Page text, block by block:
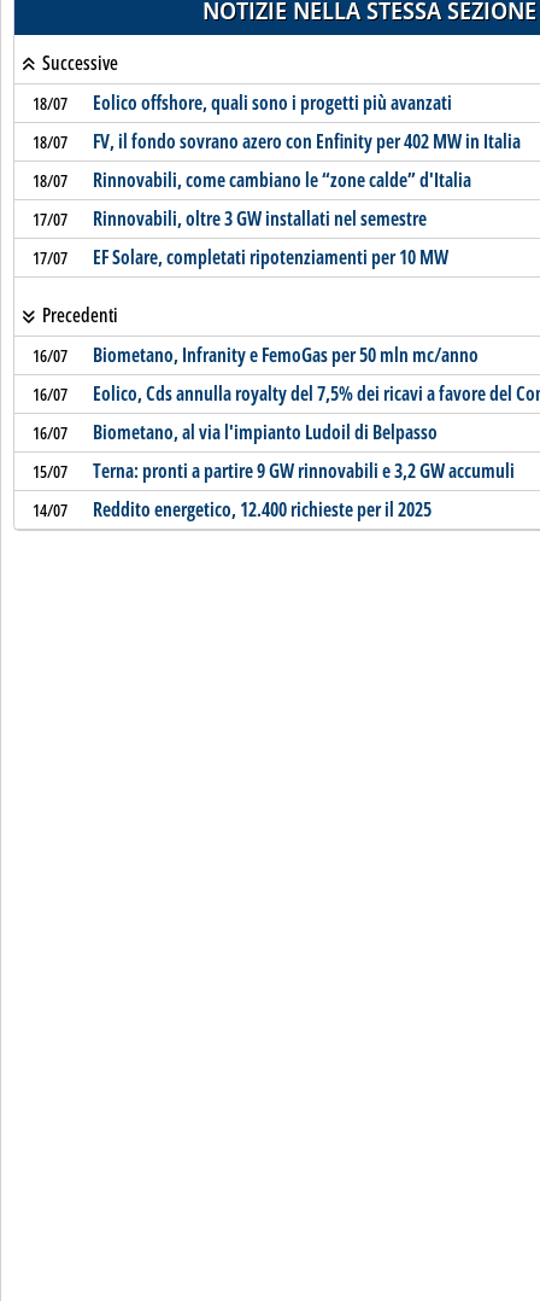
NOTIZIE NELLA STESSA SEZIONE
Successive
18/07 Eolico offshore, quali sono i progetti più avanzati
18/07 FV, il fondo sovrano azero con Enfinity per 402 MW in Italia
18/07 Rinnovabili, come cambiano le “zone calde” d'Italia
17/07 Rinnovabili, oltre 3 GW installati nel semestre
17/07 EF Solare, completati ripotenziamenti per 10 MW
Precedenti
16/07 Biometano, Infranity e FemoGas per 50 mln mc/anno
16/07 Eolico, Cds annulla royalty del 7,5% dei ricavi a favore del
16/07 Biometano, al via l'impianto Ludoil di Belpasso
15/07 Terna: pronti a partire 9 GW rinnovabili e 3,2 GW accumuli
14/07 Reddito energetico, 12.400 richieste per il 2025